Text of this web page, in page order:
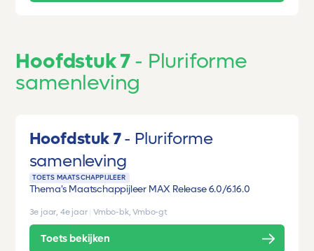
Hoofdstuk 7
Pluriforme
samenleving
Hoofdstuk 7
Pluriforme
samenleving
TOETS MAATSCHAPPIJLEER
Thema's Maatschappijleer MAX Release 6.0/6.16.0
3e jaar, 4e jaar Vmbo-bk, Vmbo-gt
Toets bekijken